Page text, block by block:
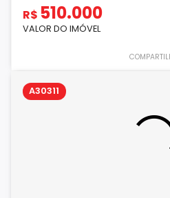
R$ 510.000
VALOR DO IMÓVEL
A30311